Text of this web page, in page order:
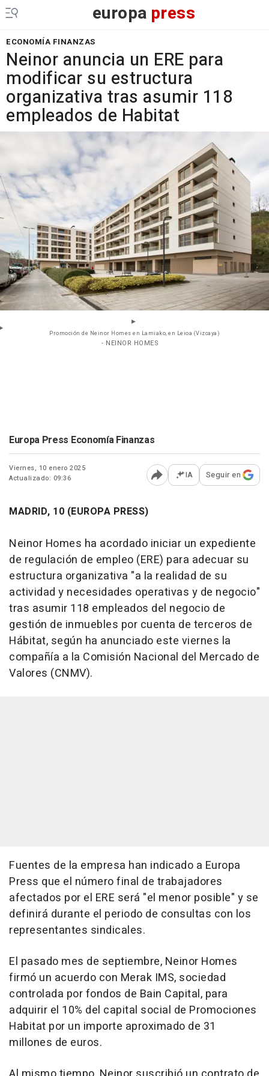
europa press
ECONOMÍA FINANZAS
Neinor anuncia un ERE para
modificar su estructura
organizativa tras asumir 118
empleados de Habitat
Promoción de Neinor Homes en Lamiako, en Leioa (Vizcaya)
- NEINOR HOMES
Europa Press Economía Finanzas
Viernes, 10 enero 2025
Actualizado: 09:36
Abrir opciones para
IA Seguir en
MADRID, 10 (EUROPA PRESS)
Neinor Homes ha acordado iniciar un expediente
de regulación de empleo (ERE) para adecuar su
estructura organizativa "a la realidad de su
actividad y necesidades operativas y de negocio"
tras asumir 118 empleados del negocio de
gestión de inmuebles por cuenta de terceros de
Hábitat, según ha anunciado este viernes la
compañía a la Comisión Nacional del Mercado de
Valores (CNMV).
Fuentes de la empresa han indicado a Europa
Press que el número final de trabajadores
afectados por el ERE será "el menor posible" y se
definirá durante el periodo de consultas con los
representantes sindicales.
El pasado mes de septiembre, Neinor Homes
firmó un acuerdo con Merak IMS, sociedad
controlada por fondos de Bain Capital, para
adquirir el 10% del capital social de Promociones
Habitat por un importe aproximado de 31
millones de euros.